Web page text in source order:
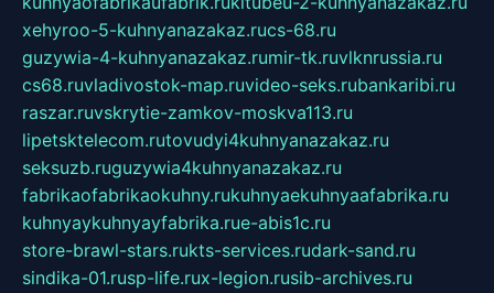
xehyroo-5-kuhnyanazakaz.rucs-68.ru
guzywia-4-kuhnyanazakaz.rumir-tk.ruvlknrussia.ru
cs68.ruvladivostok-map.ruvideo-seks.rubankaribi.ru
raszar.ruvskrytie-zamkov-moskva113.ru
lipetsktelecom.rutovudyi4kuhnyanazakaz.ru
seksuzb.ruguzywia4kuhnyanazakaz.ru
fabrikaofabrikaokuhny.rukuhnyaekuhnyaafabrika.ru
kuhnyaykuhnyayfabrika.rue-abis1c.ru
store-brawl-stars.rukts-services.rudark-sand.ru
sindika-01.rusp-life.rux-legion.rusib-archives.ru